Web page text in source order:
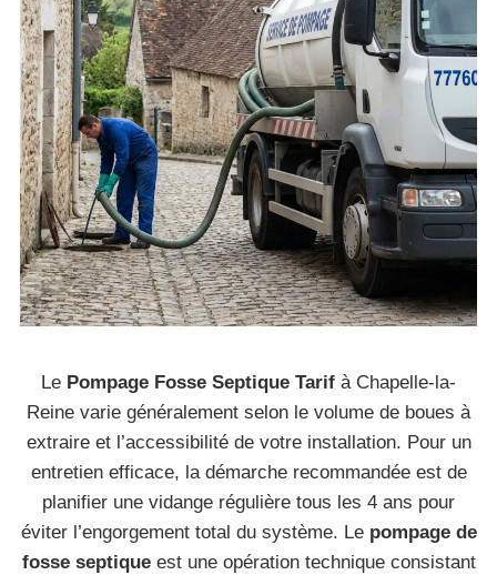
Le Pompage Fosse Septique Tarif à Chapelle-la-
Reine varie généralement selon le volume de boues à
extraire et l’accessibilité de votre installation. Pour un
entretien efficace, la démarche recommandée est de
planifier une vidange régulière tous les 4 ans pour
éviter l’engorgement total du système. Le pompage de
fosse septiqueest une opération technique consistant